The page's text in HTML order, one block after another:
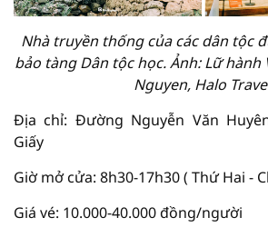
Nhà truyền thống của các dân tộc
bảo tàng Dân tộc học. Ảnh: Lữ hành
Nguyen, Halo
Địa chỉ: Đường Nguyễn Văn
Giấy
Giờ mở cửa: 8h30-17h30 ( Thứ Hai -
Giá vé: 10.000-40.000 đồng/người